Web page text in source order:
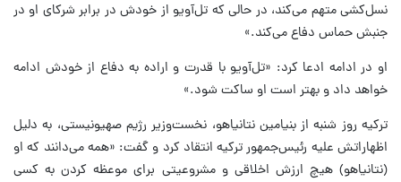
نسل‌کشی متهم می‌کند، در حالی که تل‌آویو از خودش در برابر شرکای او در
جنبش حماس دفاع می‌کند.»
او در ادامه ادعا کرد: «تل‌آویو با قدرت و اراده به دفاع از خودش ادامه
خواهد داد و بهتر است او ساکت شود.»
ترکیه روز شنبه از بنیامین نتانیاهو، نخست‌وزیر رژیم صهیونیستی، به دلیل
اظهاراتش علیه رئیس‌جمهور ترکیه انتقاد کرد و گفت: «همه می‌دانند که او
(نتانیاهو) هیچ ارزش اخلاقی و مشروعیتی برای موعظه کردن به کسی